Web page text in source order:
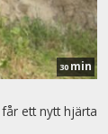
30 min
ett nytt hjärta